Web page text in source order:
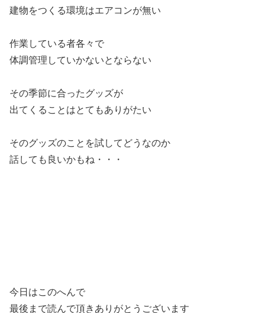
建物をつくる環境はエアコンが無い
作業している者各々で
体調管理していかないとならない
その季節に合ったグッズが
出てくることはとてもありがたい
そのグッズのことを試してどうなのか
話しても良いかもね・・・
今日はこのへんで
最後まで読んで頂きありがとうございます